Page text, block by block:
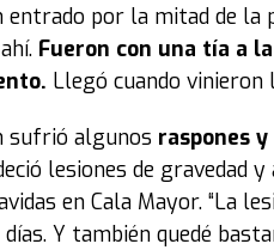
entrado por la mitad de la
Fueron con una tía a
Llegó cuando vinieron
sufrió algunos raspones
lesiones de gravedad
en Cala Mayor. “La
Y también quedé